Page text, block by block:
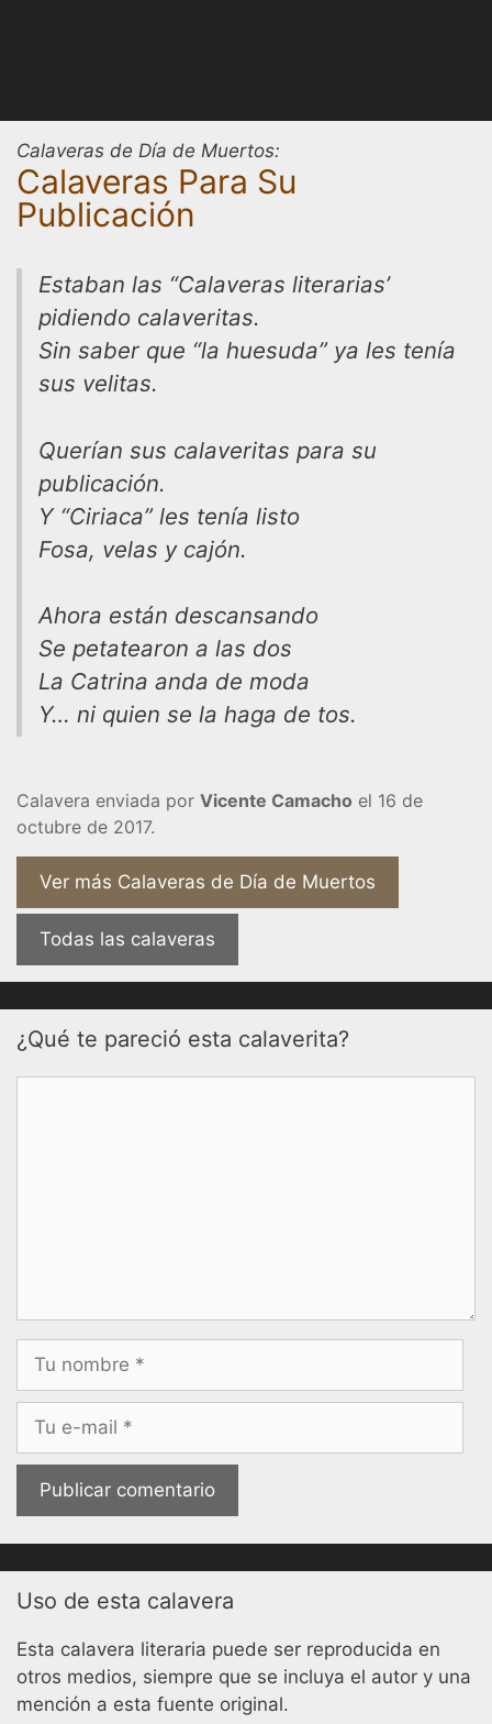
Calaveras de Día de Muertos:
Calaveras Para Su
Publicación
Estaban las “Calaveras literarias’
pidiendo calaveritas.
Sin saber que “la huesuda” ya les tenía
sus velitas.
Querían sus calaveritas para su
publicación.
Y “Ciriaca” les tenía listo
Fosa, velas y cajón.
Ahora están descansando
Se petatearon a las dos
La Catrina anda de moda
Y… ni quien se la haga de tos.
Calavera enviada por Vicente Camacho el 16 de
octubre de 2017.
Ver más Calaveras de Día de Muertos
Todas las calaveras
¿Qué te pareció esta calaverita?
electrónico
Uso de esta calavera
Esta calavera literaria puede ser reproducida en
otros medios, siempre que se incluya el autor y una
mención a esta fuente original.